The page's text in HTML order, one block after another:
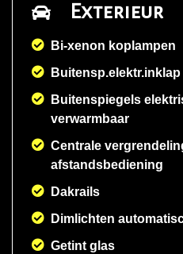
Exterieur
Bi-xenon koplampen
Buitenspiegels
verwarmbaar
Centrale
afstandsbediening
Dakrails
Dimlichten
Getint glas